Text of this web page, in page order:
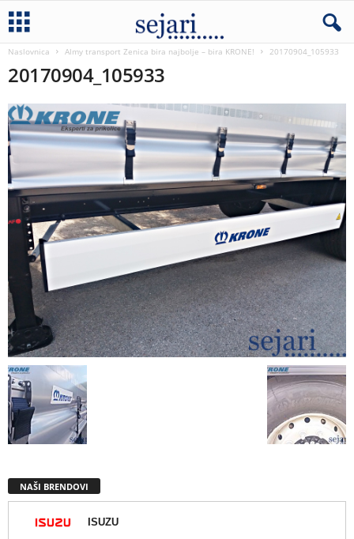
Naslovnica Almy transport Zenica bira najbolje – bira KRONE! 20170904_105933
20170904_105933
NAŠI BRENDOVI
ISUZU